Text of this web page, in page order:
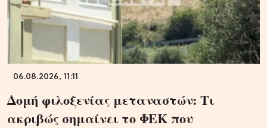
06.08.2026, 11:11
Δομή φιλοξενίας μεταναστών: Τι
ακριβώς σημαίνει το ΦΕΚ που